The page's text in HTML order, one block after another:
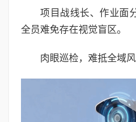
项目战线长、作业面
全员难免存在视觉盲区。
肉眼巡检，难抵全域风